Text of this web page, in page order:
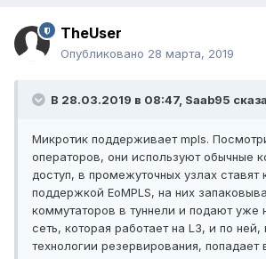
TheUser
Опубликовано 28 марта, 2019
В 28.03.2019 в 08:47, Saab95
Микротик поддерживает mpls.
операторов, они используют обычные
доступ, в промежуточных узлах ставят
поддержкой EoMPLS, на них
коммутаторов в туннели и подают уже
сеть, которая работает на L3, и по ней,
технологии резервирования, попадает